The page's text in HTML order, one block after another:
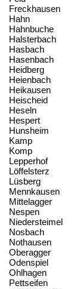
Freckhausen
Hahn
Hahnbuche
Halsterbach
Hasbach
Hasenbach
Heidberg
Heienbach
Heikausen
Heischeid
Heseln
Hespert
Hunsheim
Kamp
Komp
Lepperhof
Löffelsterz
Lüsberg
Mennkausen
Mittelagger
Nespen
Niedersteimel
Nosbach
Nothausen
Oberagger
Odenspiel
Ohlhagen
Pettseifen